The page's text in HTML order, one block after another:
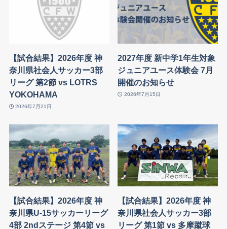
【試合結果】2026年度 神
奈川県社会人サッカー3部
リーグ 第2節 vs LOTRS
YOKOHAMA
2026年7月21日
2027年度 新中学1年生対象
ジュニアユース体験会 7月
開催のお知らせ
2026年7月15日
【試合結果】2026年度 神
奈川県U-15サッカーリーグ
4部 2ndステージ 第4節 vs
【試合結果】2026年度 神
奈川県社会人サッカー3部
リーグ 第1節 vs 多摩蹴球